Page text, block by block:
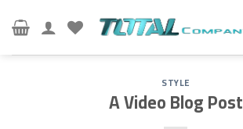
STYLE
A Video Blog Post